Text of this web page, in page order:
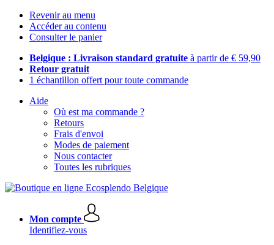
Revenir au menu
Accéder au contenu
Consulter le panier
Belgique : Livraison standard gratuite à partir de € 59,90
Retour gratuit
1 échantillon offert pour toute commande
Aide
Où est ma commande ?
Retours
Frais d'envoi
Modes de paiement
Nous contacter
Toutes les rubriques
Mon compte
Identifiez-vous